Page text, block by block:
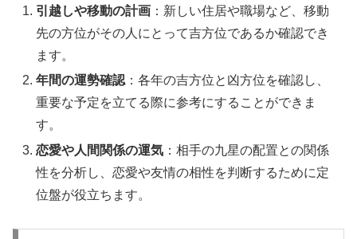
引越しや移動の計画 ：新しい住居や職場など、移動
先の方位がその人にとって吉方位であるか確認でき
ます。
年間の運勢確認 ：各年の吉方位と凶方位を確認し、
重要な予定を立てる際に参考にすることができま
す。
恋愛や人間関係の運気 ：相手の九星の配置との関係
性を分析し、恋愛や友情の相性を判断するために定
位盤が役立ちます。